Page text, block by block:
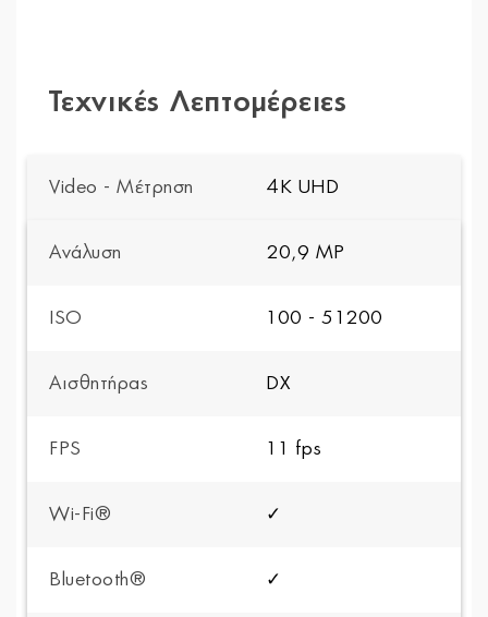
Τεχνικές Λεπτομέρειες
Video - Μέτρηση 4K UHD
Ανάλυση 20,9 MP
ISO 100 - 51200
Αισθητήρας DX
FPS 11 fps
Wi-Fi® ✓
Bluetooth® ✓